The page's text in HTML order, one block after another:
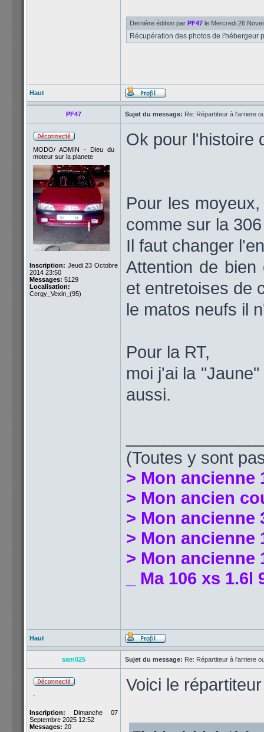
Dernière édition par PF47 le Mercredi 26
Récupération des photos de l'hébergeur
Haut
PF47 Sujet du message: Re: Répartiteur à l'arriere
MODO/ ADMIN - Dieu du
moteur sur la planete
Inscription: Jeudi 23 Octobre
2014 23:50
Messages: 5129
Localisation:
Cergy_Vexin_(95)
Ok pour l'histoire
Pour les
comme sur la
Il faut changer
Attention de
et entretoises de
le matos neufs il
Pour la RT,
moi j'ai la
aussi.
(Toutes y sont
> Mon ancienne
> Mon ancien
> Mon ancienne
> Mon ancienne
> Mon ancienne
_ Ma 106 xs 1.6l
Haut
sam025 Sujet du message: Re: Répartiteur à l'arriere
-
Inscription: Dimanche 07
Septembre 2025 12:52
Messages: 20
Voici le